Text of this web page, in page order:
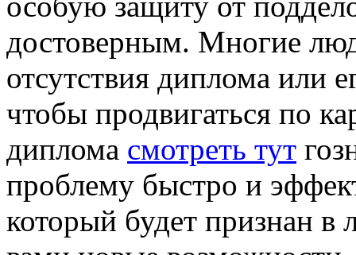
достоверным. Многие
отсутствия диплома или
чтобы продвигаться по
диплома смотреть тут
проблему быстро и
который будет признан в